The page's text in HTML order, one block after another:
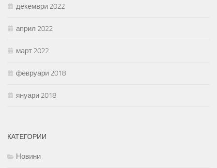
декември 2022
април 2022
март 2022
февруари 2018
януари 2018
КАТЕГОРИИ
Новини